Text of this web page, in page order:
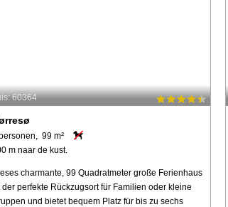
60364
99 m²
m naar de kust.
charmante, 99 Quadratmeter große Ferienhaus
der perfekte Rückzugsort für Familien oder kleine
und bietet bequem Platz für bis zu sechs